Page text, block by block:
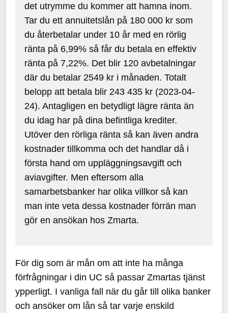
det utrymme du kommer att hamna inom.
Tar du ett annuitetslån på 180 000 kr som
du återbetalar under 10 år med en rörlig
ränta på 6,99% så får du betala en effektiv
ränta på 7,22%. Det blir 120 avbetalningar
där du betalar 2549 kr i månaden. Totalt
belopp att betala blir 243 435 kr (2023-04-
24). Antagligen en betydligt lägre ränta än
du idag har på dina befintliga krediter.
Utöver den rörliga ränta så kan även andra
kostnader tillkomma och det handlar då i
första hand om uppläggningsavgift och
aviavgifter. Men eftersom alla
samarbetsbanker har olika villkor så kan
man inte veta dessa kostnader förrän man
gör en ansökan hos Zmarta.
För dig som är mån om att inte ha många
förfrågningar i din UC så passar Zmartas tjänst
ypperligt. I vanliga fall när du går till olika banker
och ansöker om lån så tar varje enskild